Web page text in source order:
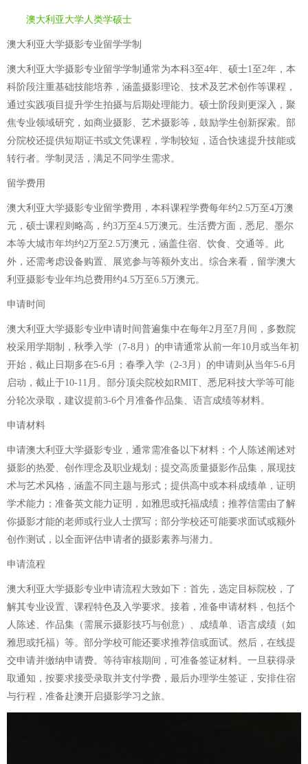
澳大利亚大学人类学硕士
澳大利亚大学摄影专业留学学制
澳大利亚大学摄影专业留学学制通常为本科3至4年、硕士1至2年，本
科阶段注重基础技能培养，涵盖摄影理论、技术及艺术创作等课程，
通过实践项目提升学生拍摄与后期处理能力。硕士阶段则更深入，聚
焦专业领域研究，如商业摄影、艺术摄影等，鼓励学生创新探索。部
分院校还提供短期证书或文凭课程，学制较短，适合快速提升技能或
转行者。学制灵活，满足不同学生需求。
留学费用
澳大利亚大学摄影专业留学费用，本科课程学费每年约2.5万至4万澳
元，硕士课程则略高，约3万至4.5万澳元。生活费方面，悉尼、墨尔
本等大城市年均约2万至2.5万澳元，涵盖住宿、饮食、交通等。此
外，还需考虑设备购置、展览参与等额外支出。综合来看，留学澳大
利亚摄影专业年均总费用约4.5万至6.5万澳元。
申请时间
澳大利亚大学摄影专业申请时间普遍集中在每年2月至7月间，多数院
校采用学期制，秋季入学（7-8月）的申请通常从前一年10月或当年初
开始，截止日期多在5-6月；春季入学（2-3月）的申请则从当年5-6月
启动，截止于10-11月。部分顶尖院校如RMIT、悉尼科技大学等可能
分轮次录取，建议提前3-6个月准备作品集、语言成绩等材料。
申请材料
申请澳大利亚大学摄影专业，通常需准备以下材料：个人陈述阐述对
摄影的热爱、创作理念及职业规划；提交高质量摄影作品集，展现技
术与艺术风格，涵盖不同主题与形式；提供高中或本科成绩单，证明
学术能力；准备英文能力证明，如雅思或托福成绩；推荐信需由了解
你摄影才能的老师或行业人士撰写；部分学校还可能要求面试或额外
创作测试，以全面评估申请者的摄影素养与潜力。
申请流程
澳大利亚大学摄影专业申请流程大致如下：首先，选定目标院校，了
解其专业设置、课程特色及入学要求。接着，准备申请材料，包括个
人陈述、作品集（需展示摄影技巧与创意）、成绩单、语言成绩（如
雅思或托福）等。部分学校可能还要求推荐信或面试。然后，在线提
交申请并缴纳申请费。等待审核期间，可准备签证材料。一旦获得录
取通知，按要求接受录取并支付学费，最后办理学生签证，安排住宿
与行程，准备赴澳开启摄影学习之旅。